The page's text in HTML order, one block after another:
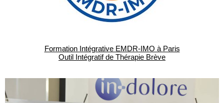
Formation Intégrative EMDR-IMO à Paris
Outil Intégratif de Thérapie Brève